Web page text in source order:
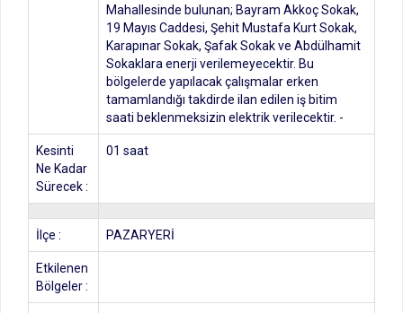
Mahallesinde bulunan; Bayram Akkoç Sokak,
19 Mayıs Caddesi, Şehit Mustafa Kurt Sokak,
Karapınar Sokak, Şafak Sokak ve Abdülhamit
Sokaklara enerji verilemeyecektir. Bu
bölgelerde yapılacak çalışmalar erken
tamamlandığı takdirde ilan edilen iş bitim
saati beklenmeksizin elektrik verilecektir. -
Kesinti
Ne Kadar
Sürecek :
01 saat
İlçe : PAZARYERİ
Etkilenen
Bölgeler :